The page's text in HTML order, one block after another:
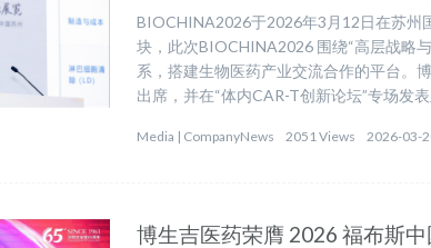
BIOCHINA2026于2026年3月12日在苏州
块，此次BIOCHINA2026 围绕“高层战略
系，搭建生物医药产业交流合作的平台。
出席，并在“体内CAR-T创新论坛”专场发表
Media | CompanyNews 2051 Views 2026-03-
博生吉医药荣膺 2026 福布斯